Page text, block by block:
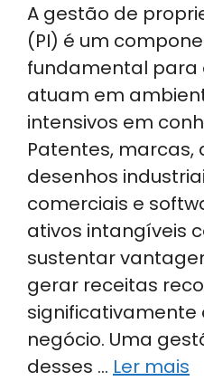
A gestão de
(PI) é um
fundamental para
atuam em
intensivos em
Patentes, marcas,
desenhos
comerciais e
ativos intangíveis
sustentar
gerar receitas
significativamente
negócio. Uma
desses … Ler mais